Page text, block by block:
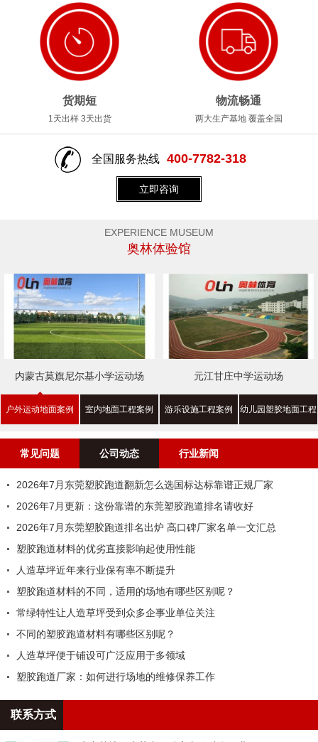
货期短
1天出样 3天出货
物流畅通
两大生产基地 覆盖全国
全国服务热线 400-7782-318
立即咨询
EXPERIENCE MUSEUM
奥林体验馆
内蒙古莫旗尼尔基小学运动场 元江甘庄中学运动场
户外运动地面案例 室内地面工程案例 游乐设施工程案例 幼儿园塑胶地面工程
案例
常见问题 公司动态 行业新闻
2026年7月东莞塑胶跑道翻新怎么选国标达标靠谱正规厂家
2026年7月更新：这份靠谱的东莞塑胶跑道排名请收好
2026年7月东莞塑胶跑道排名出炉 高口碑厂家名单一文汇总
塑胶跑道材料的优劣直接影响起使用性能
人造草坪近年来行业保有率不断提升
塑胶跑道材料的不同，适用的场地有哪些区别呢？
常绿特性让人造草坪受到众多企事业单位关注
不同的塑胶跑道材料有哪些区别呢？
人造草坪便于铺设可广泛应用于多领域
塑胶跑道厂家：如何进行场地的维修保养工作
联系方式